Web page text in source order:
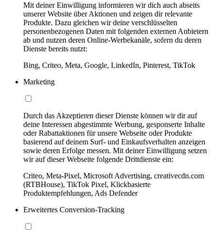
Mit deiner Einwilligung informieren wir dich auch abseits
unserer Website über Aktionen und zeigen dir relevante
Produkte. Dazu gleichen wir deine verschlüsselten
personenbezogenen Daten mit folgenden externen Anbietern
ab und nutzen deren Online-Werbekanäle, sofern du deren
Dienste bereits nutzt:
Bing, Criteo, Meta, Google, LinkedIn, Pinterest, TikTok
Marketing
Durch das Akzeptieren dieser Dienste können wir dir auf
deine Interessen abgestimmte Werbung, gesponserte Inhalte
oder Rabattaktionen für unsere Webseite oder Produkte
basierend auf deinem Surf- und Einkaufsverhalten anzeigen
sowie deren Erfolge messen. Mit deiner Einwilligung setzen
wir auf dieser Webseite folgende Drittdienste ein:
Criteo, Meta-Pixel, Microsoft Advertising, creativecdn.com
(RTBHouse), TikTok Pixel, Klickbasierte
Produktempfehlungen, Ads Defender
Erweitertes Conversion-Tracking